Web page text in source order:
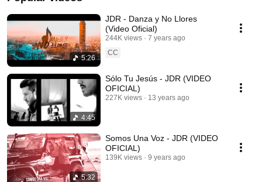
5:26
JDR - Danza y No Llores
(Video Oficial)
244K views
7 years ago
CC
4:45
Sólo Tu Jesús - JDR (VIDEO
OFICIAL)
227K views 13 years ago
5:32
Somos Una Voz - JDR (VIDEO
OFICIAL)
139K views 9 years ago